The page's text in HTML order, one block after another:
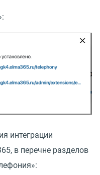
интеграции
в перечне разделов